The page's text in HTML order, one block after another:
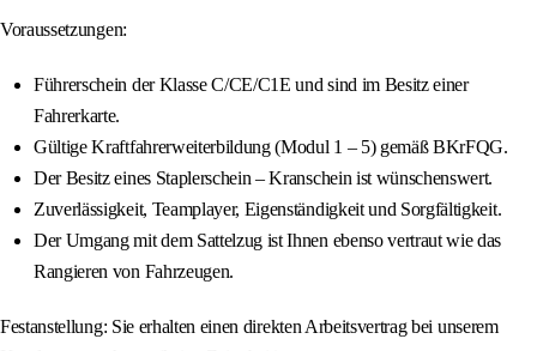
Voraussetzungen:
Führerschein der Klasse C/CE/C1E und sind im Besitz einer
Fahrerkarte.
Gültige Kraftfahrerweiterbildung (Modul 1 – 5) gemäß BKrFQG.
Der Besitz eines Staplerschein – Kranschein ist wünschenswert.
Zuverlässigkeit, Teamplayer, Eigenständigkeit und Sorgfältigkeit.
Der Umgang mit dem Sattelzug ist Ihnen ebenso vertraut wie das
Rangieren von Fahrzeugen.
Festanstellung: Sie erhalten einen direkten Arbeitsvertrag bei unserem